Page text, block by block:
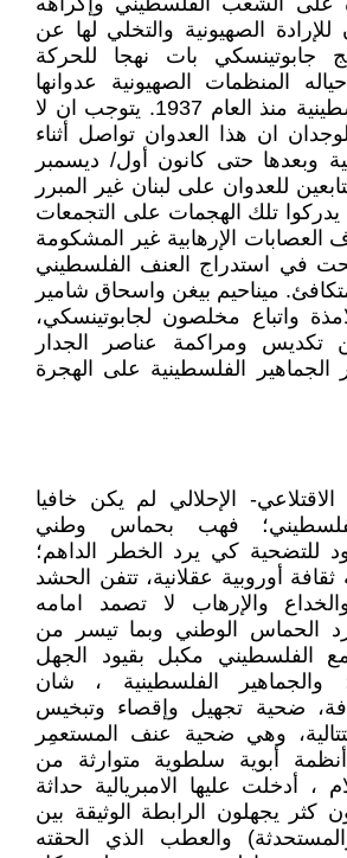
الصهيونية والتخلي لها عن
جابوتينسكي بات نهجا للحركة
المنظمات الصهيونية عدوانها
على الجماهير الفلسطينية منذ العام 1937. يتوجب ان لا
ان هذا العدوان تواصل أثناء
وبعدها حتى كانون أول/ ديسمبر
للعدوان على لبنان غير المبرر
تلك الهجمات على التجمعات
الإرهابية غير المشكومة
في استدراج العنف الفلسطيني
ميناحيم بيغن واسحاق شامير
واتباع مخلصون لجابوتينسكي،
تكديس ومراكمة عناصر الجدار
الجماهير الفلسطينية على الهجرة
الإحلالي لم يكن خافيا
فهب بحماس وطني
للتضحية كي يرد الخطر الداهم؛
أوروبية عقلانية، تتفن الحشد
والخداع والإرهاب لا تصمد امامه
الحماس الوطني وبما تيسر من
الفلسطيني مكبل بقيود الجهل
والجماهير الفلسطينية ، شان
كافة، ضحية تجهيل وإقصاء وتبخيس
وهي ضحية عنف المستعمِر
أنظمة أبوية سلطوية متوارثة من
، أدخلت عليها الامبريالية حداثة
كثر يجهلون الرابطة الوثيقة بين
والعطب الذي الحقته